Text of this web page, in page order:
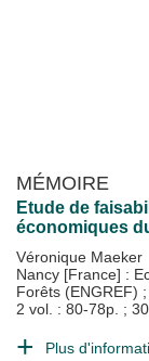
MÉMOIRE
Etude de
économiques
Véronique Maeker
Nancy [France] :
Forêts (ENGREF) ;
2 vol. : 80-78p. ;
Plus